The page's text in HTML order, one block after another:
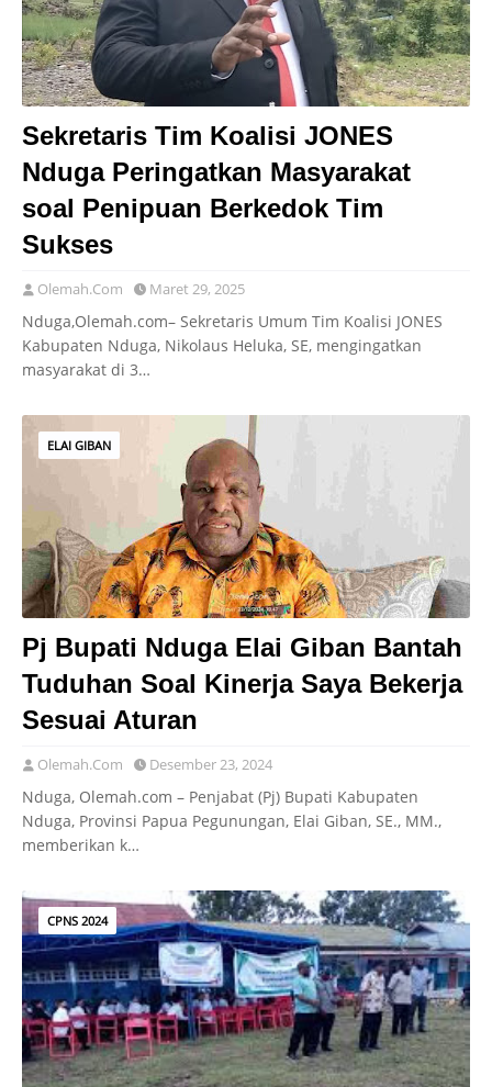
Sekretaris Tim Koalisi JONES
Nduga Peringatkan Masyarakat
soal Penipuan Berkedok Tim
Sukses
Olemah.Com Maret 29, 2025
Nduga,Olemah.com– Sekretaris Umum Tim Koalisi JONES
Kabupaten Nduga, Nikolaus Heluka, SE, mengingatkan
masyarakat di 3…
ELAI GIBAN
Pj Bupati Nduga Elai Giban Bantah
Tuduhan Soal Kinerja Saya Bekerja
Sesuai Aturan
Olemah.Com Desember 23, 2024
Nduga, Olemah.com – Penjabat (Pj) Bupati Kabupaten
Nduga, Provinsi Papua Pegunungan, Elai Giban, SE., MM.,
memberikan k…
CPNS 2024